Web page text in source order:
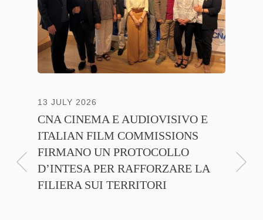
13 JULY 2026
CNA CINEMA E AUDIOVISIVO E
ITALIAN FILM COMMISSIONS
FIRMANO UN PROTOCOLLO
D’INTESA PER RAFFORZARE LA
FILIERA SUI TERRITORI